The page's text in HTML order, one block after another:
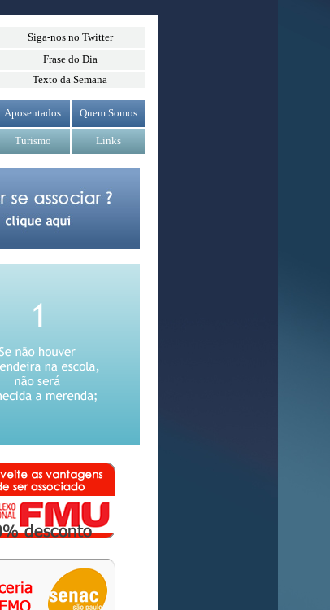
Siga-nos no Twitter
Frase do Dia
Texto da Semana
Aposentados Quem Somos
Turismo Links